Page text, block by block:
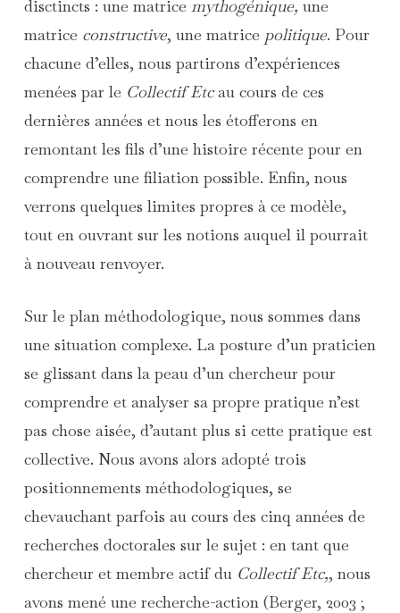
disctincts : une matrice mythogénique, une
matrice constructive, une matrice politique. Pour
chacune d’elles, nous partirons d’expériences
menées par le Collectif Etcau cours de ces
dernières années et nous les étofferons en
remontant les fils d’une histoire récente pour en
comprendre une filiation possible. Enfin, nous
verrons quelques limites propres à ce modèle,
tout en ouvrant sur les notions auquel il pourrait
à nouveau renvoyer.
Sur le plan méthodologique, nous sommes dans
une situation complexe. La posture d’un praticien
se glissant dans la peau d’un chercheur pour
comprendre et analyser sa propre pratique n’est
pas chose aisée, d’autant plus si cette pratique est
collective. Nous avons alors adopté trois
positionnements méthodologiques, se
chevauchant parfois au cours des cinq années de
recherches doctorales sur le sujet : en tant que
chercheur et membre actif du Collectif Etc,, nous
avons mené une recherche-action (Berger, 2003 ;